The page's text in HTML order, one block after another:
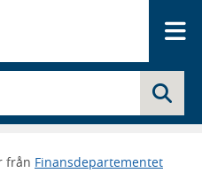
från Finansdepartementet